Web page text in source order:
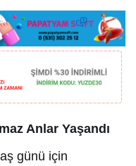
Anlar Yaşandı
günü için